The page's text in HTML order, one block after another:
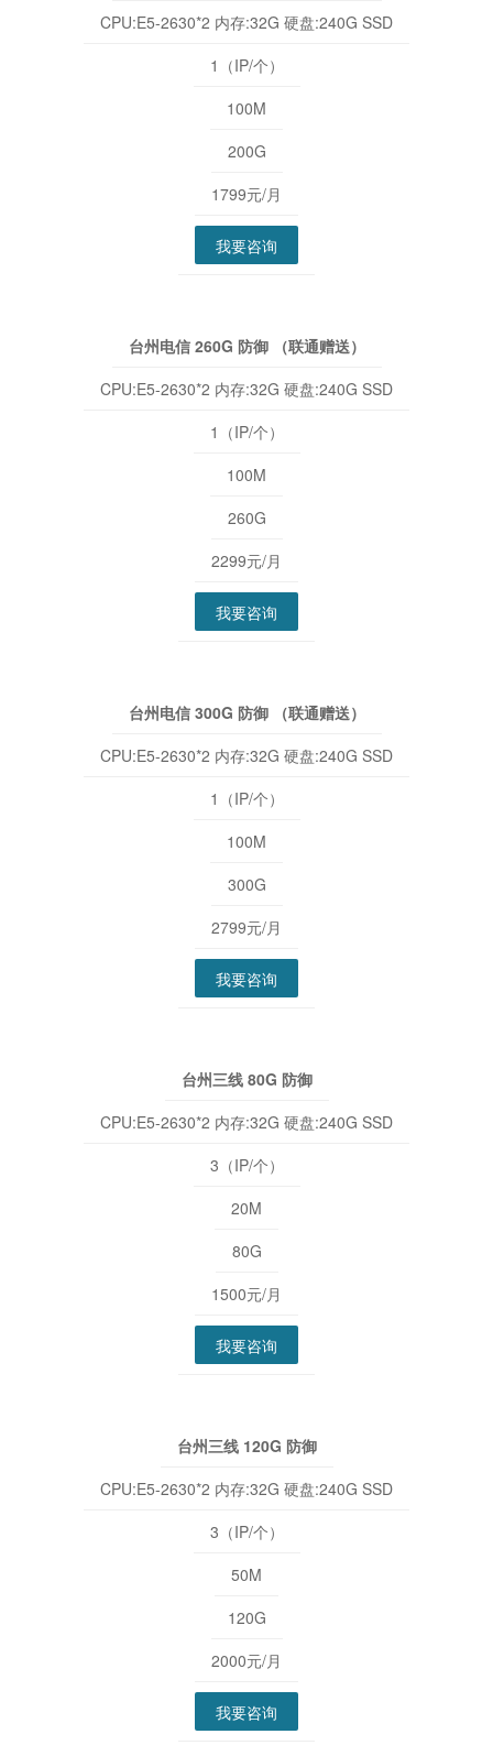
CPU:E5-2630*2 内存:32G 硬盘:240G SSD
1（IP/个）
100M
200G
1799元/月
我要咨询
台州电信 260G 防御 （联通赠送）
CPU:E5-2630*2 内存:32G 硬盘:240G SSD
1（IP/个）
100M
260G
2299元/月
我要咨询
台州电信 300G 防御 （联通赠送）
CPU:E5-2630*2 内存:32G 硬盘:240G SSD
1（IP/个）
100M
300G
2799元/月
我要咨询
台州三线 80G 防御
CPU:E5-2630*2 内存:32G 硬盘:240G SSD
3（IP/个）
20M
80G
1500元/月
我要咨询
台州三线 120G 防御
CPU:E5-2630*2 内存:32G 硬盘:240G SSD
3（IP/个）
50M
120G
2000元/月
我要咨询